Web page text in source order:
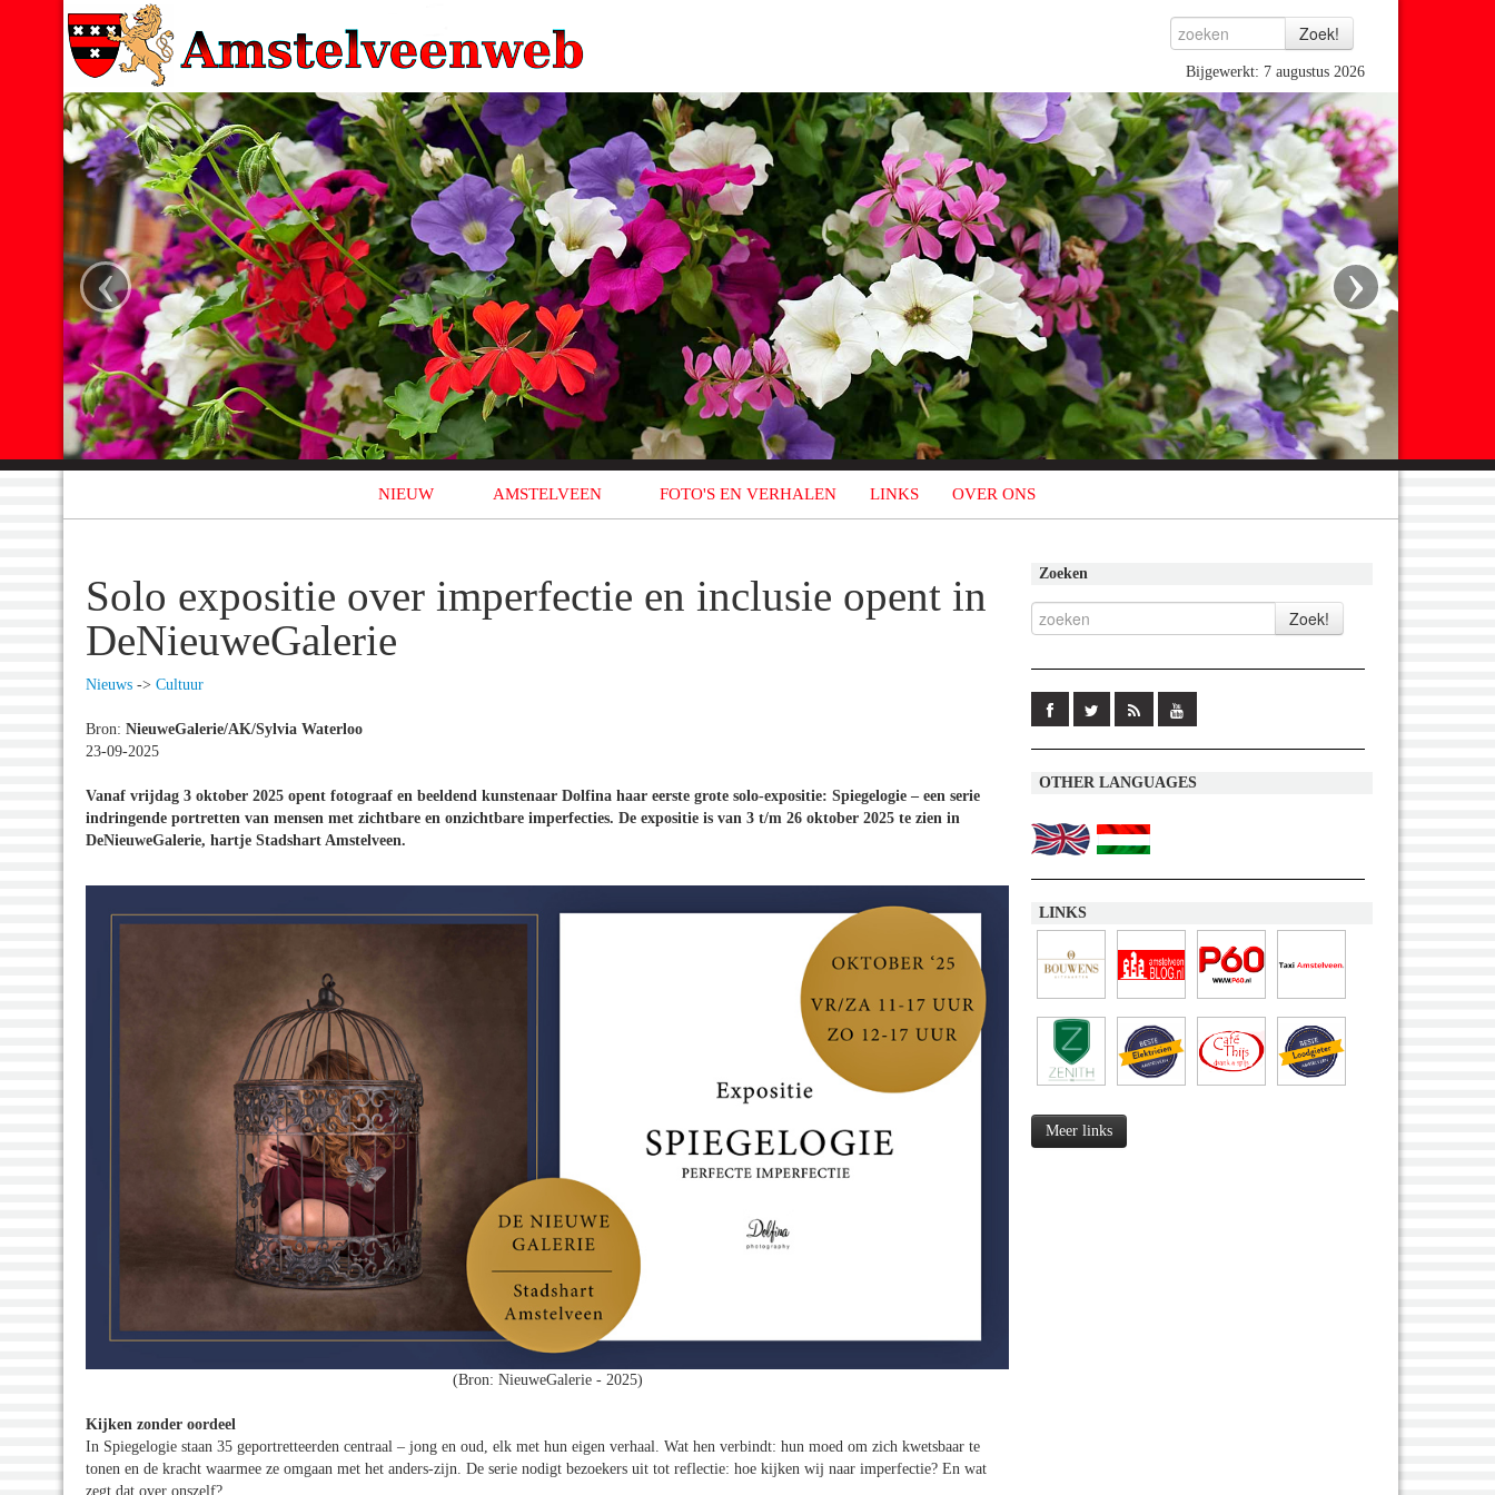
Bijgewerkt: 7 augustus 2026
‹ ›
NIEUW AMSTELVEEN FOTO'S EN VERHALEN LINKS OVER ONS
Solo expositie over imperfectie en inclusie opent in
DeNieuweGalerie
Nieuws -> Cultuur
Bron: NieuweGalerie/AK/Sylvia Waterloo
23-09-2025
Vanaf vrijdag 3 oktober 2025 opent fotograaf en beeldend kunstenaar Dolfina haar eerste grote solo-expositie: Spiegelogie – een serie
indringende portretten van mensen met zichtbare en onzichtbare imperfecties. De expositie is van 3 t/m 26 oktober 2025 te zien in
DeNieuweGalerie, hartje Stadshart Amstelveen.
(Bron: NieuweGalerie - 2025)
Kijken zonder oordeel
In Spiegelogie staan 35 geportretteerden centraal – jong en oud, elk met hun eigen verhaal. Wat hen verbindt: hun moed om zich kwetsbaar te
tonen en de kracht waarmee ze omgaan met het anders-zijn. De serie nodigt bezoekers uit tot reflectie: hoe kijken wij naar imperfectie? En wat
zegt dat over onszelf?
Zoeken
OTHER LANGUAGES
LINKS
Meer links